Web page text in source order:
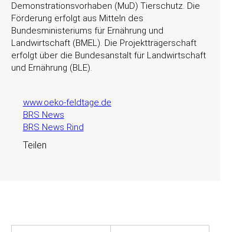
Demonstrationsvorhaben (MuD) Tierschutz. Die
Förderung erfolgt aus Mitteln des
Bundesministeriums für Ernährung und
Landwirtschaft (BMEL). Die Projektträgerschaft
erfolgt über die Bundesanstalt für Landwirtschaft
und Ernährung (BLE).
www.oeko-feldtage.de
BRS News
BRS News Rind
Teilen